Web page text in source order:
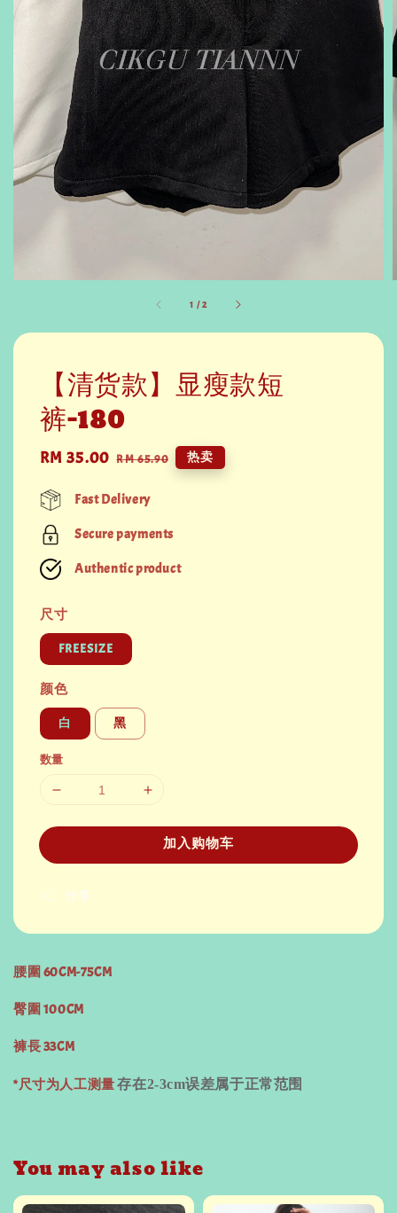
1 /2
【清货款】显瘦款短
裤-180
Sale
RM 35.00 Regular
RM 65.90 热卖
Fast Delivery
Secure payments
Authentic product
尺寸
FREESIZE
颜色
白 黑
数量
加入购物车
分享
腰圍 60CM-75CM
臀圍 100CM
褲長 33CM
*尺寸为人工测量存在2-3cm误差属于正常范围
You may also like